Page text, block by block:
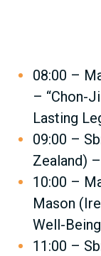
08:00 –
– “Chon-
Lasting
09:00 –
Zealand)
10:00 –
Mason
Well-
11:00 –